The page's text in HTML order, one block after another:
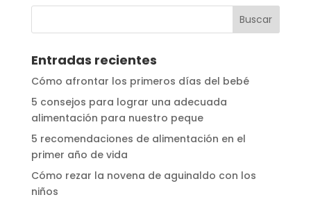
Entradas recientes
Cómo afrontar los primeros días del bebé
5 consejos para lograr una adecuada
alimentación para nuestro peque
5 recomendaciones de alimentación en el
primer año de vida
Cómo rezar la novena de aguinaldo con los
niños